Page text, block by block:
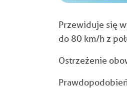
Przewiduje się
do 80 km/h z
Ostrzeżenie